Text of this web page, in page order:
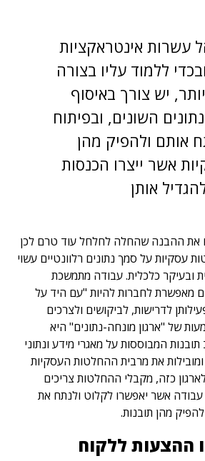
עשרות אינטראקציות
ללמוד עליו בצורה
יש צורך באיסוף
השונים, ובפיתוח
אותם ולהפיק מהן
אשר ייצרו הכנסות
אותן
את ההבנה שהחלה לחלחל עוד טרם לכן
עסקיות על סמך נתונים רלוונטיים עשוי
ובעיקר כלכלית. עבודה מתמשכת
מאפשרת לחברות להיות "עם היד על
לדרישות, לביקושים ולצרכים
של "ארגון מונחה-נתונים" היא
המבוססות על מאגרי מידע ונתוני
את מרבית ההחלטות העסקיות
כזה, מקבלי ההחלטות צריכים
עבודה אשר יאפשרו לקלוט ולנתח את
מהן תובנות.
ההצעות ללקוח